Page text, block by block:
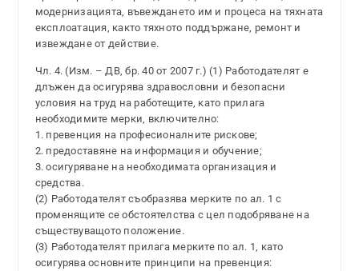
модернизацията, въвеждането им и процеса на тяхната
експлоатация, както тяхното поддържане, ремонт и
извеждане от действие.
Чл. 4. (Изм. – ДВ, бр. 40 от 2007 г.) (1) Работодателят е
длъжен да осигурява здравословни и безопасни
условия на труд на работещите, като прилага
необходимите мерки, включително:
1. превенция на професионалните рискове;
2. предоставяне на информация и обучение;
3. осигуряване на необходимата организация и
средства.
(2) Работодателят съобразява мерките по ал. 1 с
променящите се обстоятелства с цел подобряване на
съществуващото положение.
(3) Работодателят прилага мерките по ал. 1, като
осигурява основните принципи на превенция: